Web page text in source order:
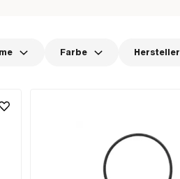
Farbe Hersteller